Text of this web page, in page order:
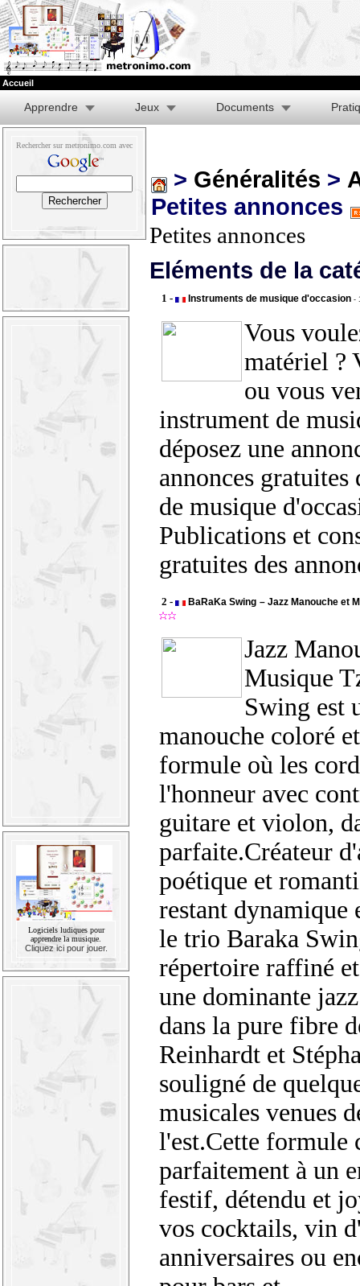
Accueil
Apprendre Jeux Documents
Rechercher sur metronimo.com avec
Logiciels ludiques pour
apprendre la musique.
Cliquez ici pour jouer.
> Généralités >
Petites annonces
Petites annonces
Eléments de la
1 - Instruments de musique d'occasion -
Vous
matériel ?
ou vous
instrument de
déposez une
annonces
de musique
Publications et
gratuites des
2 - BaRaKa Swing – Jazz Manouche et
Jazz
Musique
Swing est
manouche coloré
formule où les
l'honneur avec
guitare et violon,
parfaite.Créateur
poétique et
restant dynamique
le trio Baraka
répertoire raffiné
une dominante
dans la pure fibre
Reinhardt et
souligné de
musicales venues
l'est.Cette formule
parfaitement à un
festif, détendu et
vos cocktails, vin
anniversaires ou